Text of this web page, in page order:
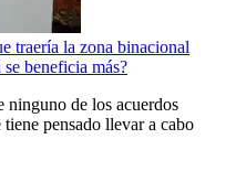
traería la zona binacional
beneficia más?
ninguno de los acuerdos
pensado llevar a cabo